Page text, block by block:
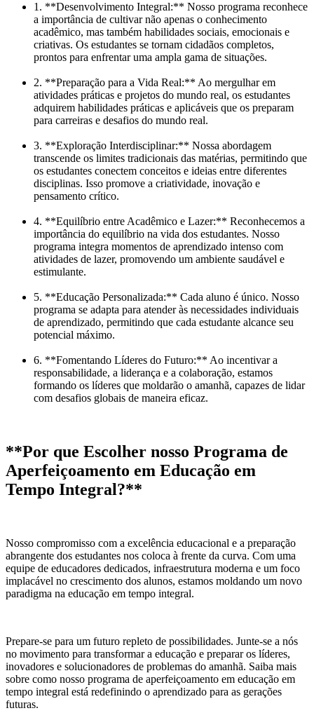
1. **Desenvolvimento Integral:** Nosso programa reconhece
a importância de cultivar não apenas o conhecimento
acadêmico, mas também habilidades sociais, emocionais e
criativas. Os estudantes se tornam cidadãos completos,
prontos para enfrentar uma ampla gama de situações.
2. **Preparação para a Vida Real:** Ao mergulhar em
atividades práticas e projetos do mundo real, os estudantes
adquirem habilidades práticas e aplicáveis que os preparam
para carreiras e desafios do mundo real.
3. **Exploração Interdisciplinar:** Nossa abordagem
transcende os limites tradicionais das matérias, permitindo que
os estudantes conectem conceitos e ideias entre diferentes
disciplinas. Isso promove a criatividade, inovação e
pensamento crítico.
4. **Equilíbrio entre Acadêmico e Lazer:** Reconhecemos a
importância do equilíbrio na vida dos estudantes. Nosso
programa integra momentos de aprendizado intenso com
atividades de lazer, promovendo um ambiente saudável e
estimulante.
5. **Educação Personalizada:** Cada aluno é único. Nosso
programa se adapta para atender às necessidades individuais
de aprendizado, permitindo que cada estudante alcance seu
potencial máximo.
6. **Fomentando Líderes do Futuro:** Ao incentivar a
responsabilidade, a liderança e a colaboração, estamos
formando os líderes que moldarão o amanhã, capazes de lidar
com desafios globais de maneira eficaz.
**Por que Escolher nosso Programa de
Aperfeiçoamento em Educação em
Tempo Integral?**
Nosso compromisso com a excelência educacional e a preparação
abrangente dos estudantes nos coloca à frente da curva. Com uma
equipe de educadores dedicados, infraestrutura moderna e um foco
implacável no crescimento dos alunos, estamos moldando um novo
paradigma na educação em tempo integral.
Prepare-se para um futuro repleto de possibilidades. Junte-se a nós
no movimento para transformar a educação e preparar os líderes,
inovadores e solucionadores de problemas do amanhã. Saiba mais
sobre como nosso programa de aperfeiçoamento em educação em
tempo integral está redefinindo o aprendizado para as gerações
futuras.